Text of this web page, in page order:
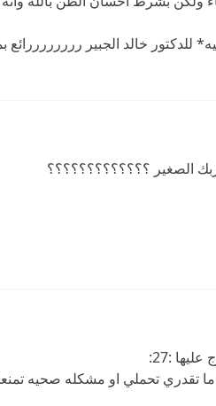
خالد الجبير ررررررررائع
الصغير ؟؟؟؟؟؟؟؟؟؟؟؟؟
:27:
ما تقدري تحملي او مشكله صحيه